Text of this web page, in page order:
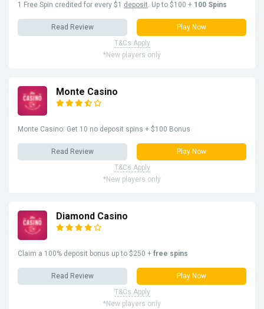
1 Free Spin credited for every $1 deposit. Up to $100 + 100 Spins
Read Review
Play Now
T&Cs Apply
*New players only
Monte Casino
Monte Casino: Get 10 no deposit spins + $100 Bonus
Read Review
Play Now
T&Cs Apply
*New players only
Diamond Casino
Claim a 100% deposit bonus up to $250 + free spins
Read Review
Play Now
T&Cs Apply
*New players only